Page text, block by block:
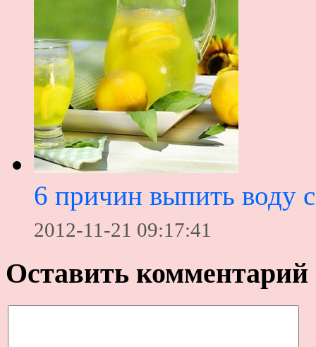
6 причин выпить воду
2012-11-21 09:17:41
Оставить комментарий